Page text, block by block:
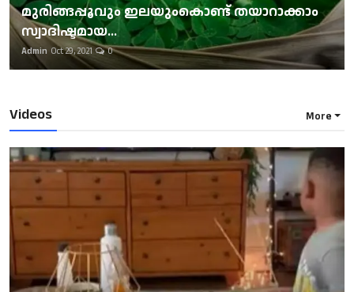
മുരിങ്ങപ്പൂവും ഇലയുംകൊണ്ട് തയാറാക്കാം
സ്വാദിഷ്ടമായ...
Admin Oct 29, 2021 0
Videos More